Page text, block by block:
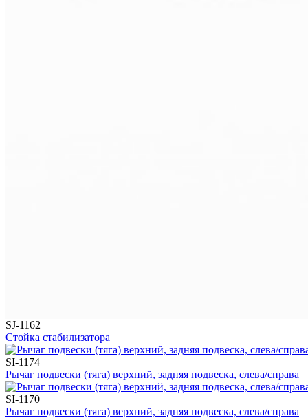
SJ-1162
Стойка стабилизатора
SI-1174
Рычаг подвески (тяга) верхний, задняя подвеска, слева/справа
SI-1170
Рычаг подвески (тяга) верхний, задняя подвеска, слева/справа